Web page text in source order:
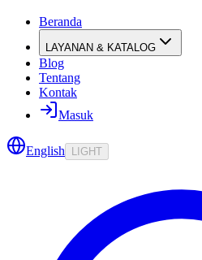
Beranda
LAYANAN & KATALOG
Blog
Tentang
Kontak
Masuk
English LIGHT